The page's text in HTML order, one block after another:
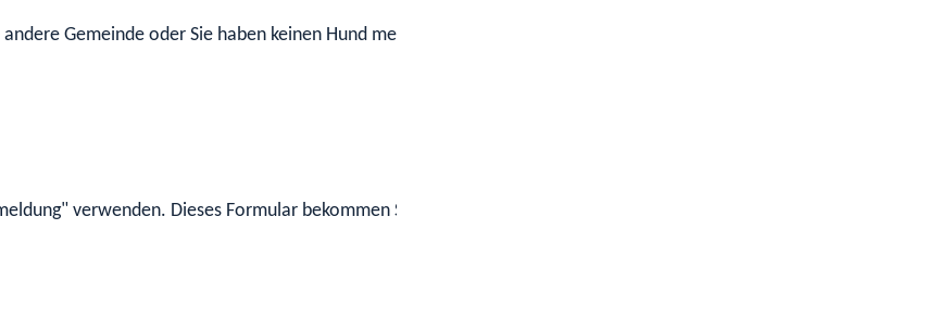
Gemeinde oder Sie haben keinen Hund mehr.
verwenden. Dieses Formular bekommen Sie bei Ihrer Gemeinde oder es steht auf deren Internetseite zum